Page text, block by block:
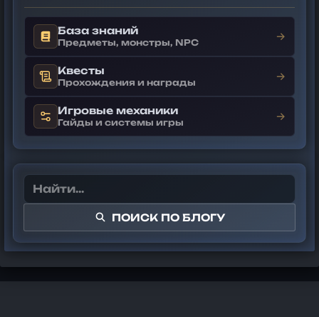
База знаний
Предметы, монстры, NPC →
Квесты
Прохождения и награды →
Игровые механики
Гайды и системы игры →
ПОИСК ПО БЛОГУ